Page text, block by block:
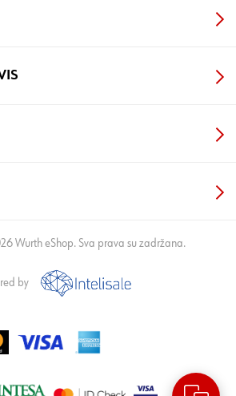
Wurth eShop. Sva prava su zadržana.
by